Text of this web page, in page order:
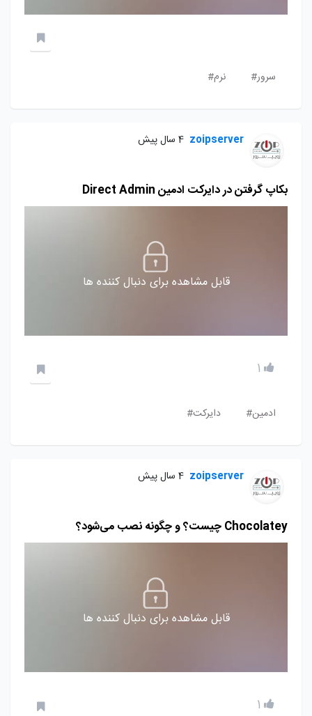
سرور# نرم#
zoipserver 4 سال پیش
بکاپ گرفتن در دایرکت ادمین Direct Admin
قابل مشاهده برای دنبال کننده ها
1
ادمین# دایرکت#
zoipserver 4 سال پیش
Chocolatey چیست؟ و چگونه نصب می‌شود؟
قابل مشاهده برای دنبال کننده ها
1